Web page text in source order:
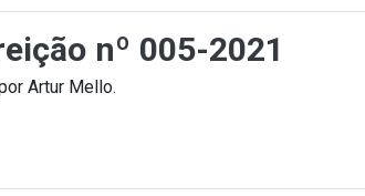
nº 005-2021
Artur Mello.